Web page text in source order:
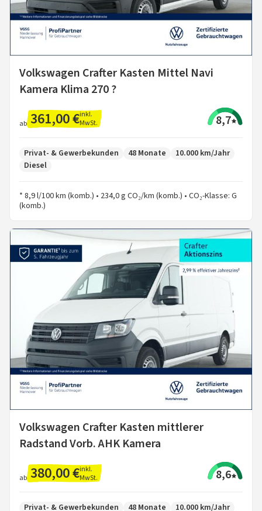
Volkswagen Crafter Kasten Mittel Navi
Kamera Klima 270 ?
ab 361,00 €inkl.
MwSt.
8,7
Privat- & Gewerbekunden 48 Monate
10.000 km/Jahr
Diesel
* 8,9 l/100 km (komb.) • 234,0 g CO₂/km (komb.) • CO₂-Klasse: G
(komb.)
Volkswagen Crafter Kasten mittlerer
Radstand Vorb. AHK Kamera
ab 380,00 €inkl.
MwSt.
8,6
Privat- & Gewerbekunden 48 Monate 10.000 km/Jahr